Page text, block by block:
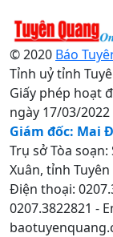
© 2020 Báo
Tỉnh uỷ tỉnh
Giấy phép hoạt
ngày 17/03/2022
Giám đốc: Mai
Trụ sở Tòa
Xuân, tỉnh
Điện thoại:
0207.3822821 -